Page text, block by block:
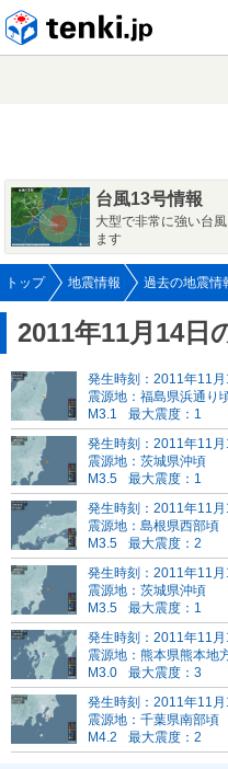
台風13号情報
大型で非常に強い台
ます
トップ 地震情報 過去の地震情
2011年11月14日
発生時刻：2011年11
震源地：福島県浜通り
M3.1
最大震度：1
発生時刻：2011年11
震源地：茨城県沖頃
M3.5
最大震度：1
発生時刻：2011年11
震源地：島根県西部頃
M3.5
最大震度：2
発生時刻：2011年11
震源地：茨城県沖頃
M3.5
最大震度：1
発生時刻：2011年11
震源地：熊本県熊本地
M3.0
最大震度：3
発生時刻：2011年11
震源地：千葉県南部頃
M4.2
最大震度：2